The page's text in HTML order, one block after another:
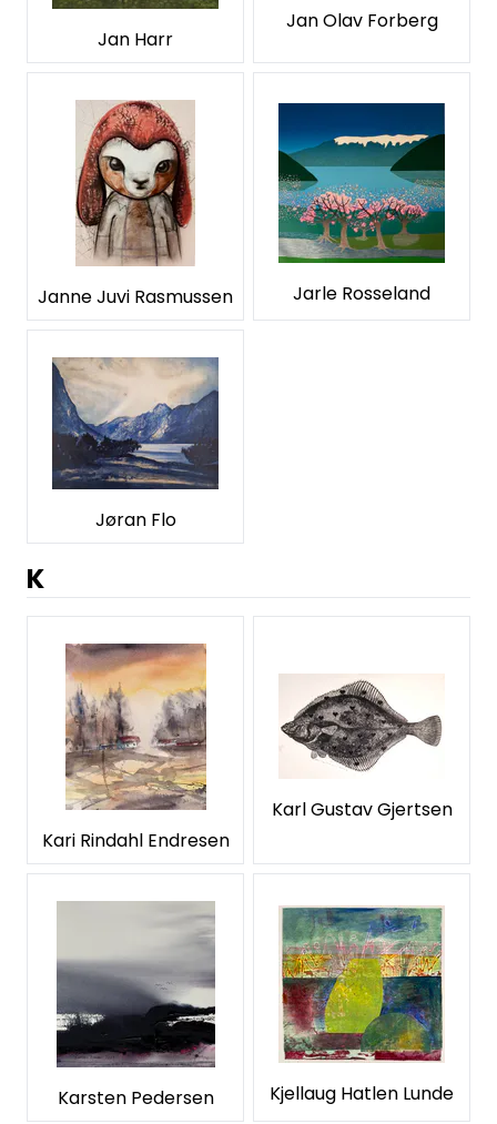
Jan Harr
Jan Olav Forberg
Janne Juvi Rasmussen Jarle Rosseland
Jøran Flo
K
Kari Rindahl Endresen
Karl Gustav Gjertsen
Karsten Pedersen Kjellaug Hatlen Lunde